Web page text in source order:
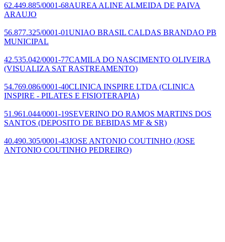
62.449.885/0001-68AUREA ALINE ALMEIDA DE PAIVA
ARAUJO
56.877.325/0001-01UNIAO BRASIL CALDAS BRANDAO PB
MUNICIPAL
42.535.042/0001-77CAMILA DO NASCIMENTO OLIVEIRA
(VISUALIZA SAT RASTREAMENTO)
54.769.086/0001-40CLINICA INSPIRE LTDA (CLINICA
INSPIRE - PILATES E FISIOTERAPIA)
51.961.044/0001-19SEVERINO DO RAMOS MARTINS DOS
SANTOS (DEPOSITO DE BEBIDAS MF & SR)
40.490.305/0001-43JOSE ANTONIO COUTINHO (JOSE
ANTONIO COUTINHO PEDREIRO)